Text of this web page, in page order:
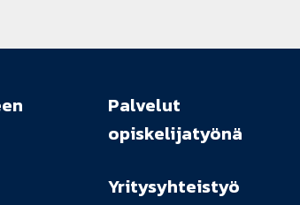
Palvelut
opiskelijatyönä
Yritysyhteistyö